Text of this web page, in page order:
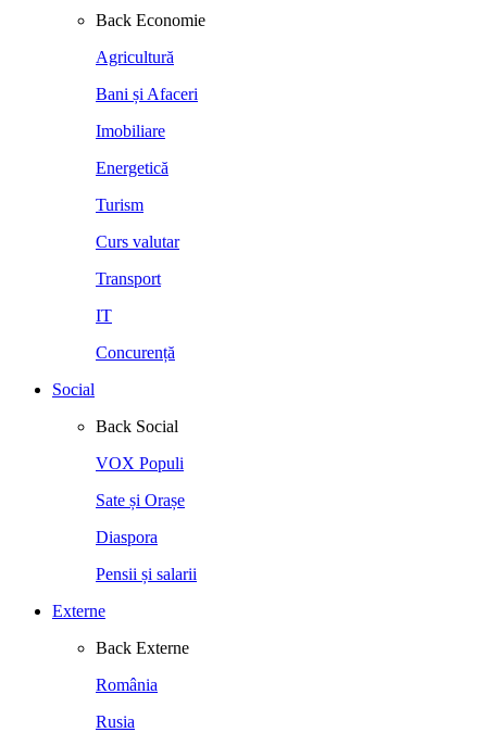
Back Economie
Agricultură
Bani și Afaceri
Imobiliare
Energetică
Turism
Curs valutar
Transport
IT
Concurență
Social
Back Social
VOX Populi
Sate și Orașe
Diaspora
Pensii și salarii
Externe
Back Externe
România
Rusia